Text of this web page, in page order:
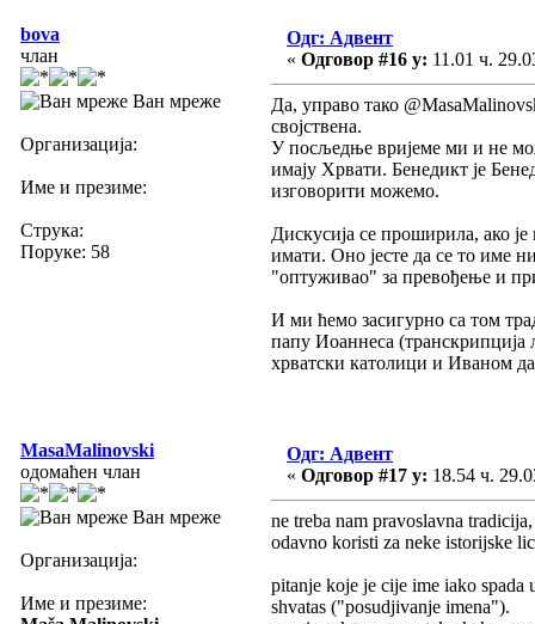
bova
члан
Ван мреже
Организација:
Име и презиме:
Струка:
Поруке: 58
Одг: Адвент
« Одговор #16 у: 11.01 ч.
Да, управо тако
својствена.
У посљедње вријеме ми и не
имају Хрвати. Бенедикт је
изговорити можемо.
Дискусија се проширила, ако
имати. Оно јесте да се то име
"оптуживао" за превођење и
И ми ћемо засигурно са том
папу Иоаннеса (транскрипција
хрватски католици и Иваном да
MasaMalinovski
одомаћен члан
Ван мреже
Организација:
Име и презиме:
Одг: Адвент
« Одговор #17 у: 18.54 ч.
ne treba nam pravoslavna
odavno koristi za neke istorijske
pitanje koje je cije ime iako spada
shvatas ("posudjivanje imena").